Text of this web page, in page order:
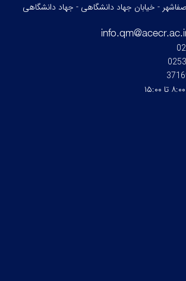
- خیابان جهاد دانشگاهی - جهاد دانشگاهی
۸:۰۰ تا ۱۵:۰۰